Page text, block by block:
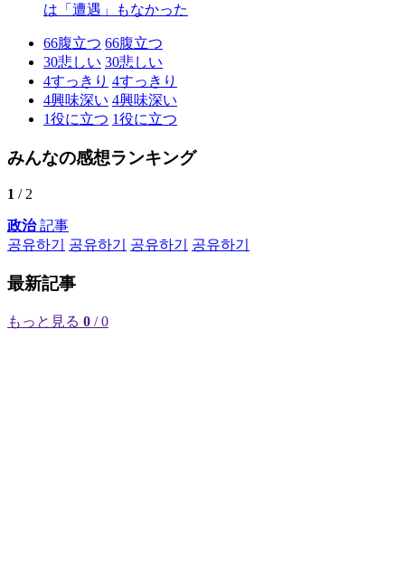
は「遭遇」もなかった
66腹立つ 66腹立つ
30悲しい 30悲しい
4すっきり 4すっきり
4興味深い 4興味深い
1役に立つ 1役に立つ
みんなの感想ランキング
1 / 2
政治記事
공유하기
공유하기 공유하기 공유하기
最新記事
もっと見る 0 / 0